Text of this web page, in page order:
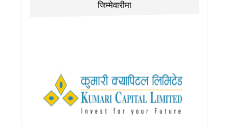
जिम्मेवारीमा